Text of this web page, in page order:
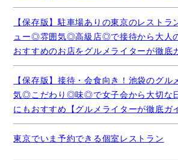
【保存版】駐車場ありの東京のレストラ
ュー◎雰囲気◎高級店◎で接待から大人
おすすめのお店をグルメライターが徹底
【保存版】接待・会食向き！池袋のグル
気◎こだわり◎味◎で女子会から大切な
にもおすすめ【グルメライターが徹底ガ
東京でいま予約できる個室レストラン